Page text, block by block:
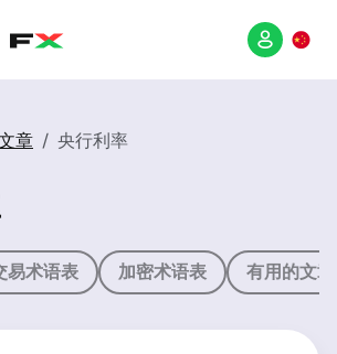
章 央行利率
易术语表 加密术语表 有用的文章